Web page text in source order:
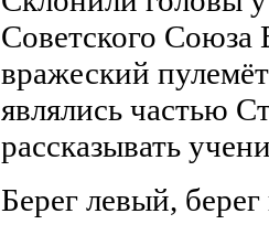
Советского Союза
вражеский
являлись частью
рассказывать
Берег левый,